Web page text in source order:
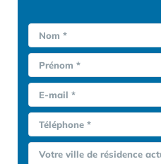
Nom *
Prénom *
E-mail *
Téléphone *
Votre ville de résidence